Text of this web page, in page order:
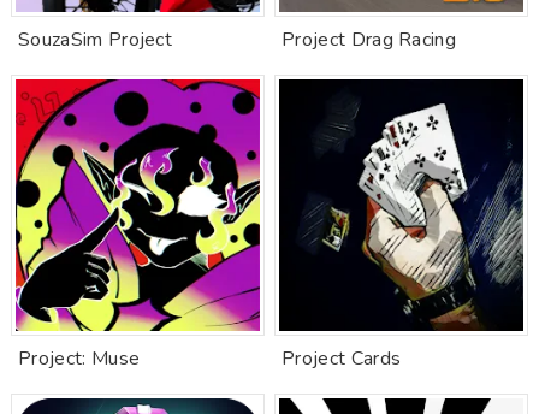
SouzaSim Project Project Drag Racing
Project: Muse Project Cards